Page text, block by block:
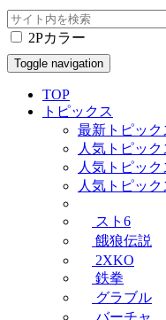
2Pカラー
Toggle navigation
TOP
トピックス
最新トピック
人気トピック
人気トピック
人気トピック
スト6
餓狼伝説
2XKO
鉄拳
グラブル
バーチャ